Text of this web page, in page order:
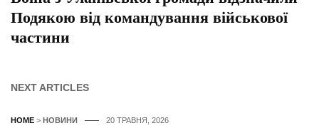
Подякою від командування військової
частини
NEXT ARTICLES
HOME > НОВИНИ 20 ТРАВНЯ, 2026